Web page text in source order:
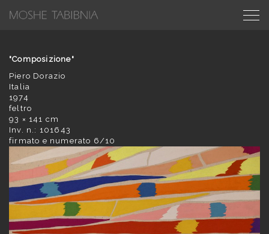
"Composizione"
Piero Dorazio
Italia
1974
feltro
93 × 141 cm
Inv. n.: 101643
firmato e numerato 6/10